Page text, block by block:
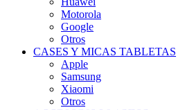
Motorola
Google
Otros
CASES Y MICAS TABLETAS
Apple
Samsung
Xiaomi
Otros